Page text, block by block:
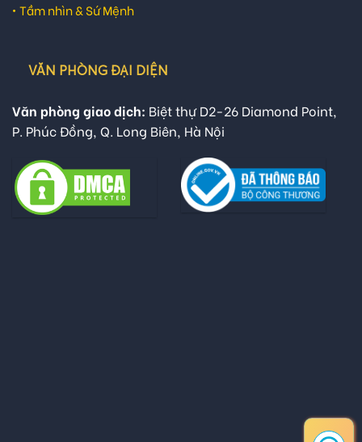
• Tầm nhìn & Sứ Mệnh
VĂN PHÒNG ĐẠI DIỆN
Văn phòng giao dịch: Biệt thự D2-26 Diamond Point,
P. Phúc Đồng, Q. Long Biên, Hà Nội